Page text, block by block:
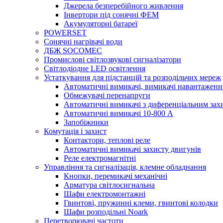
Джерела безперебійного живлення
Інвертори під сонячні ФЕМ
Акумуляторні батареї
POWERSET
Сонячні нагрівачі води
ДБЖ SOCOMEC
Промислові світлозвукові сигналізатори
Світлодіодне LED освітлення
Устаткування для підстанцій та розподільчих мереж
Автоматичні вимикачі, вимикачі
Обмежувачі перенапруги
Автоматичні вимикачі з диференціальним
Автоматичні вимикачі 10-800 А
Запобіжники
Комутація і захист
Контактори, теплові реле
Автоматичні вимикачі захисту двигунів
Реле електромагнітні
Управління та сигналізація, клемне обладнання
Кнопки, перемикачі механічні
Арматура світлосигнальна
Шафи електромонтажні
Гвинтові, пружинні клеми, гвинтові колодки
Шафи розподільні Noark
Перетворювачі частоти